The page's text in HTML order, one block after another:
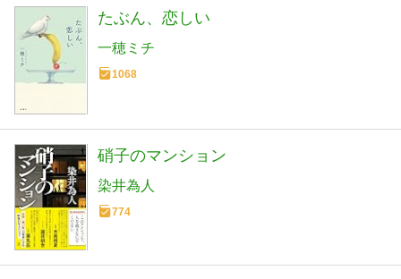
たぶん、恋しい
一穂ミチ
1068
硝子のマンション
染井為人
774